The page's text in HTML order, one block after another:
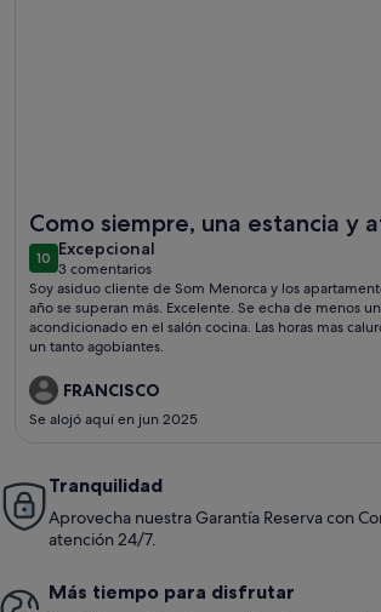
Como siempre, una estancia y
magníficas
1010 de 10
Excepcional
excepcional
3 comentarios
(3 comentarios)
Soy asiduo cliente de Som Menorca y los
año se superan más. Excelente. Se echa de menos un split de aire
acondicionado en el salón cocina. Las horas mas
un tanto agobiantes.
FRANCISCO
Se alojó aquí en jun 2025
Tranquilidad
Aprovecha nuestra Garantía Reserva con
atención 24/7.
Más tiempo para disfrutar